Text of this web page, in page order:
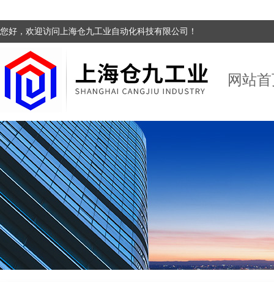
您好，欢迎访问上海仓九工业自动化科技有限公司！
网站